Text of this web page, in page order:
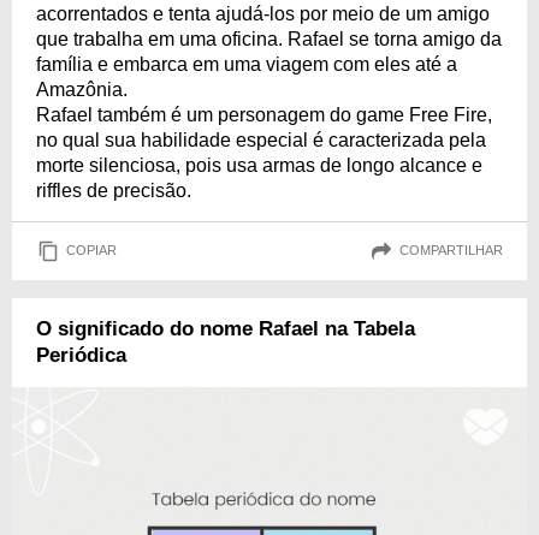
acorrentados e tenta ajudá-los por meio de um amigo
que trabalha em uma oficina. Rafael se torna amigo da
família e embarca em uma viagem com eles até a
Amazônia.
Rafael também é um personagem do game Free Fire,
no qual sua habilidade especial é caracterizada pela
morte silenciosa, pois usa armas de longo alcance e
riffles de precisão.
COPIAR COMPARTILHAR
O significado do nome Rafael na Tabela
Periódica